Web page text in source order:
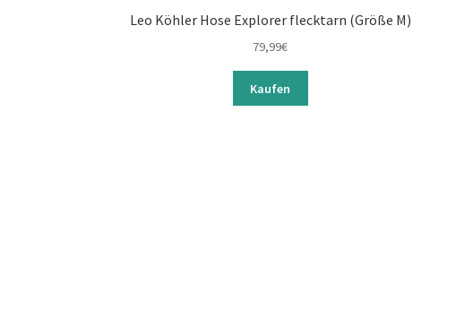
Leo Köhler Hose Explorer flecktarn (Größe M)
79,99€
Kaufen